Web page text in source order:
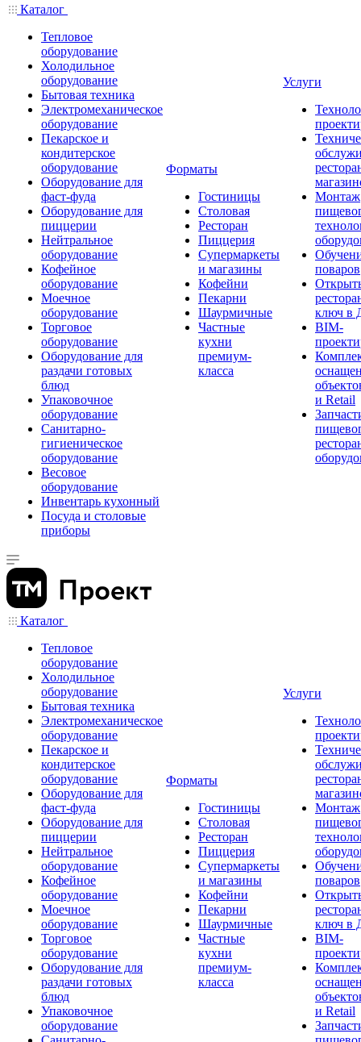
Каталог
Тепловое
оборудование
Холодильное
оборудование
Бытовая техника
Электромеханическое
оборудование
Пекарское и
кондитерское
оборудование
Оборудование для
фаст-фуда
Оборудование для
пиццерии
Нейтральное
оборудование
Кофейное
оборудование
Моечное
оборудование
Торговое
оборудование
Оборудование для
раздачи готовых
блюд
Упаковочное
оборудование
Санитарно-
гигиеническое
оборудование
Весовое
оборудование
Инвентарь кухонный
Посуда и столовые
приборы
Форматы
Гостиницы
Столовая
Ресторан
Пиццерия
Супермаркеты
и магазины
Кофейни
Пекарни
Шаурмичные
Частные
кухни
премиум-
класса
Услуги
Монтаж
поваров
ключ в
BIM-
и Retail
Каталог
Тепловое
оборудование
Холодильное
оборудование
Бытовая техника
Электромеханическое
оборудование
Пекарское и
кондитерское
оборудование
Оборудование для
фаст-фуда
Оборудование для
пиццерии
Нейтральное
оборудование
Кофейное
оборудование
Моечное
оборудование
Торговое
оборудование
Оборудование для
раздачи готовых
блюд
Упаковочное
оборудование
Форматы
Гостиницы
Столовая
Ресторан
Пиццерия
Супермаркеты
и магазины
Кофейни
Пекарни
Шаурмичные
Частные
кухни
премиум-
класса
Услуги
Монтаж
поваров
ключ в
BIM-
и Retail